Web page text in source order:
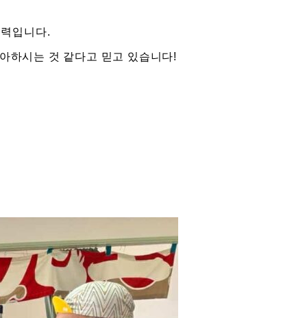
입니다.
하시는 것 같다고 믿고 있습니다!